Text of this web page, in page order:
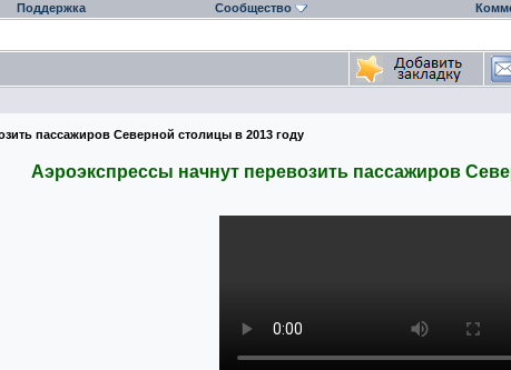
Поддержка Сообщество
пассажиров Северной столицы в 2013 году
Аэроэкспрессы начнут перевозить пассажиров